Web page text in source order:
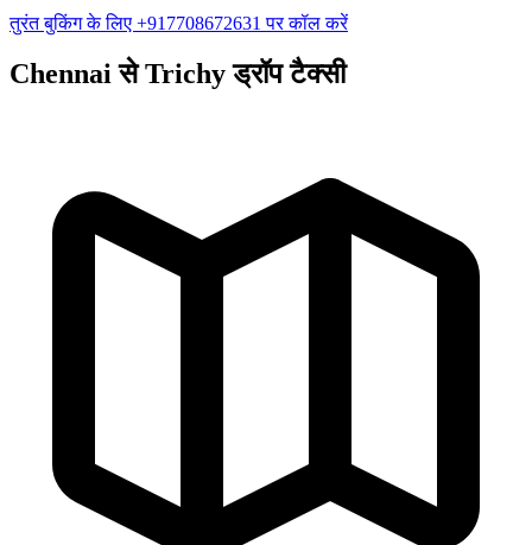
तुरंत बुकिंग के लिए +917708672631 पर कॉल करें
Chennai से Trichy ड्रॉप टैक्सी